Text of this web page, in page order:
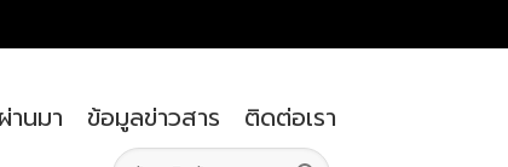
านมา ข้อมูลข่าวสาร ติดต่อเรา